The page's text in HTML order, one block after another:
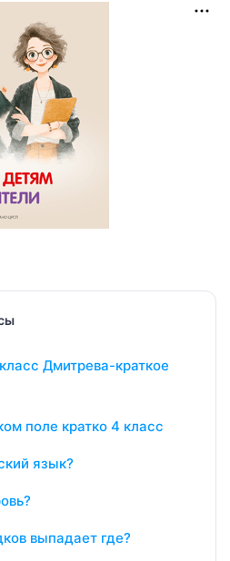
Дмитрева-краткое
поле кратко 4 класс
язык?
выпадает где?